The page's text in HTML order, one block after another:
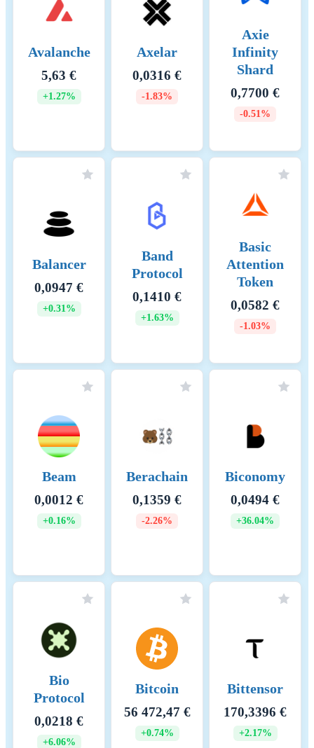
Keskeiset KHK-lähteet ja
Avalanche
5,63 €
+1.27%
Axelar
0,0316 €
-1.83%
Axie
Infinity
Shard
0,7700 €
-0.51%
Balancer
0,0947 €
+0.31%
Band
Protocol
0,1410 €
+1.63%
Basic
Attention
Token
0,0582 €
-1.03%
Beam
0,0012 €
+0.16%
Berachain
0,1359 €
-2.26%
Biconomy
0,0494 €
+36.04%
Bio
Protocol
0,0218 €
+6.06%
Bitcoin
56 472,47 €
+0.74%
Bittensor
170,3396 €
+2.17%